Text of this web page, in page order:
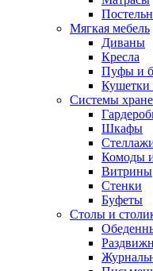
Мягкая мебель
Диваны
Кресла
Пуфы и
Кушетки
Системы
Шкафы
Комоды
Витрины
Стенки
Буфеты
Столы и